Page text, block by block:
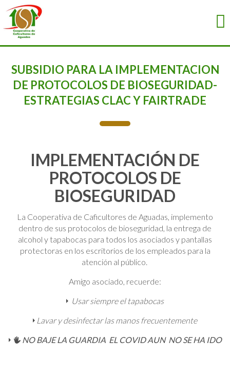
SUBSIDIO PARA LA IMPLEMENTACION
DE PROTOCOLOS DE BIOSEGURIDAD-
ESTRATEGIAS CLAC Y FAIRTRADE
IMPLEMENTACIÓN DE
PROTOCOLOS DE
BIOSEGURIDAD
La Cooperativa de Caficultores de Aguadas, implemento
dentro de sus protocolos de bioseguridad, la entrega de
alcohol y tapabocas para todos los asociados y pantallas
protectoras en los escritorios de los empleados para la
atención al público.
Amigo asociado, recuerde:
Usar siempre el tapabocas
Lavar y desinfectar las manos frecuentemente
NO BAJE LA GUARDIA EL COVID AUN NO SE HA IDO